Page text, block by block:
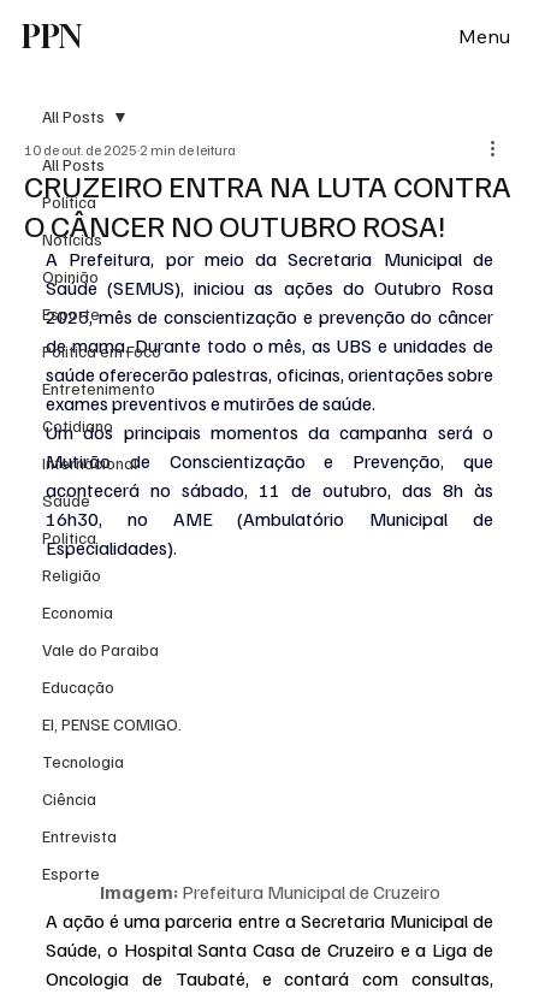
PPN Menu
All Posts
Política
Notícias
Opinião
Esporte
Politica em Foco
Entretenimento
Cotidiano
Internacional
Saúde
Politica
Religião
Economia
Vale do Paraiba
Educação
EI, PENSE COMIGO.
Tecnologia
Ciência
Entrevista
Esporte
All Posts
CRUZEIRO ENTRA NA LUTA CONTRA
O CÂNCER NO OUTUBRO ROSA!
10 de out. de 2025 2 min de leitura
A Prefeitura, por meio da Secretaria Municipal de
Saúde (SEMUS), iniciou as ações do Outubro Rosa
2025, mês de conscientização e prevenção do câncer
de mama. Durante todo o mês, as UBS e unidades de
saúde oferecerão palestras, oficinas, orientações sobre
exames preventivos e mutirões de saúde.
Um dos principais momentos da campanha será o
Mutirão de Conscientização e Prevenção, que
acontecerá no sábado, 11 de outubro, das 8h às
16h30, no AME (Ambulatório Municipal de
Especialidades).
Imagem: Prefeitura Municipal de Cruzeiro
A ação é uma parceria entre a Secretaria Municipal de
Saúde, o Hospital Santa Casa de Cruzeiro e a Liga de
Oncologia de Taubaté, e contará com consultas,